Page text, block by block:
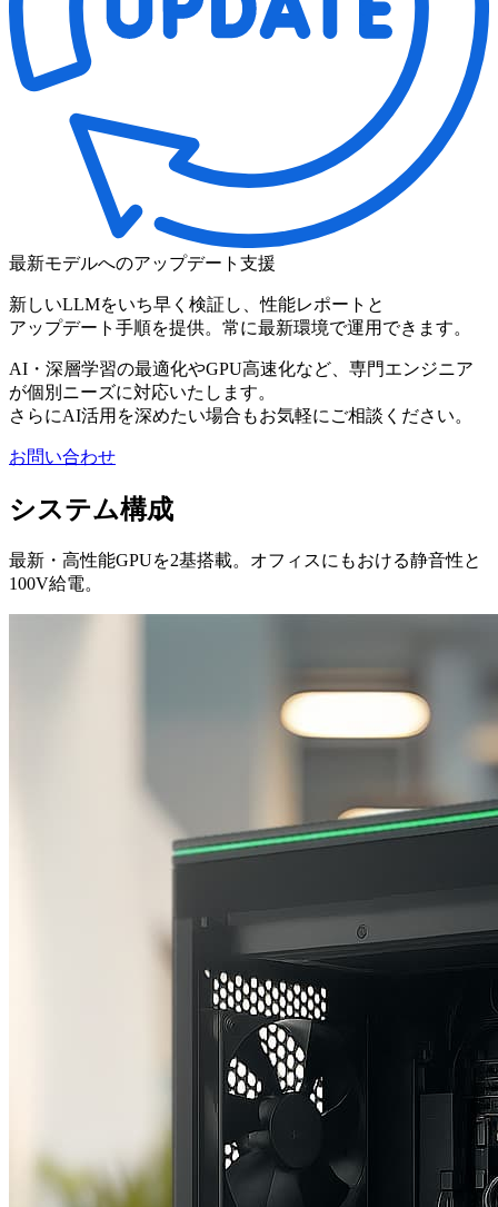
最新モデルへのアップデート支援
新しいLLMをいち早く 検証し、性能レポートと
アップデート手順を提供。 常に最新環境で運用できます。
AI・深層学習の最適化やGPU高速化など、専門エンジニア
が個別ニーズに対応いたします。
さらにAI活用を深めたい場合もお気軽にご相談ください。
お問い合わせ
システム構成
最新・高性能GPUを2基搭載。オフィスにもおける静音性と
100V給電。